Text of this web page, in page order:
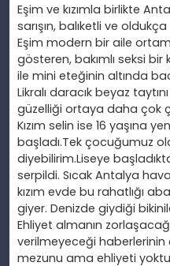
Eşim ve kızımla birlikte
sarışın, balıketli ve
Eşim modern bir aile
gösteren, bakımlı seksi bir
ile mini eteğinin altında
Likralı daracık beyaz
güzelliği ortaya daha çok
Kızım selin ise 16 yaşına
başladı.Tek çocuğumuz
diyebilirim.Liseye
serpildi. Sıcak Antalya
kızım evde bu rahatlığı
giyer. Denizde giydiği
Ehliyet almanın
verilmeyeceği haberlerinin
mezunu ama ehliyeti